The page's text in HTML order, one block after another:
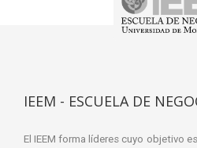
IEEM - ESCUELA DE
El IEEM forma líderes cuyo objetivo